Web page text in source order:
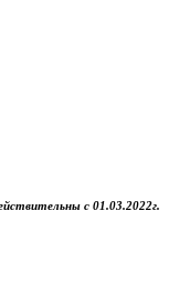
с 01.03.2022г.